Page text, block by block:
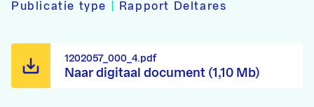
Publicatie type
Rapport Deltares
Naar digitaal document (1,10 Mb)
1202057_000_4.pdf